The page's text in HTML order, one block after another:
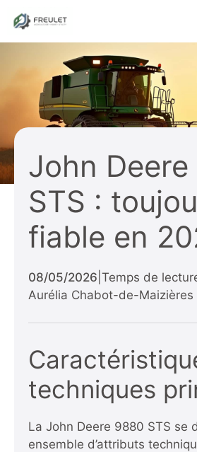
contenu
John
STS :
fiable en
08/05/2026 Temps de
Aurélia Chabot-de-Maizières
techniques
La John Deere 9880 STS se
ensemble d’attributs